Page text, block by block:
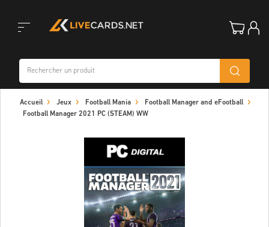
navigation
Accueil Jeux Football Mania
Football Manager and eFootball
Football Manager 2021 PC (STEAM) WW